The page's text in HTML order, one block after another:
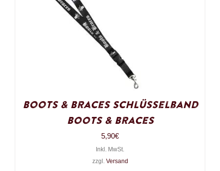
Boots & Braces Schlüsselband
Boots & Braces
5,90€
Inkl. MwSt.
zzgl. Versand